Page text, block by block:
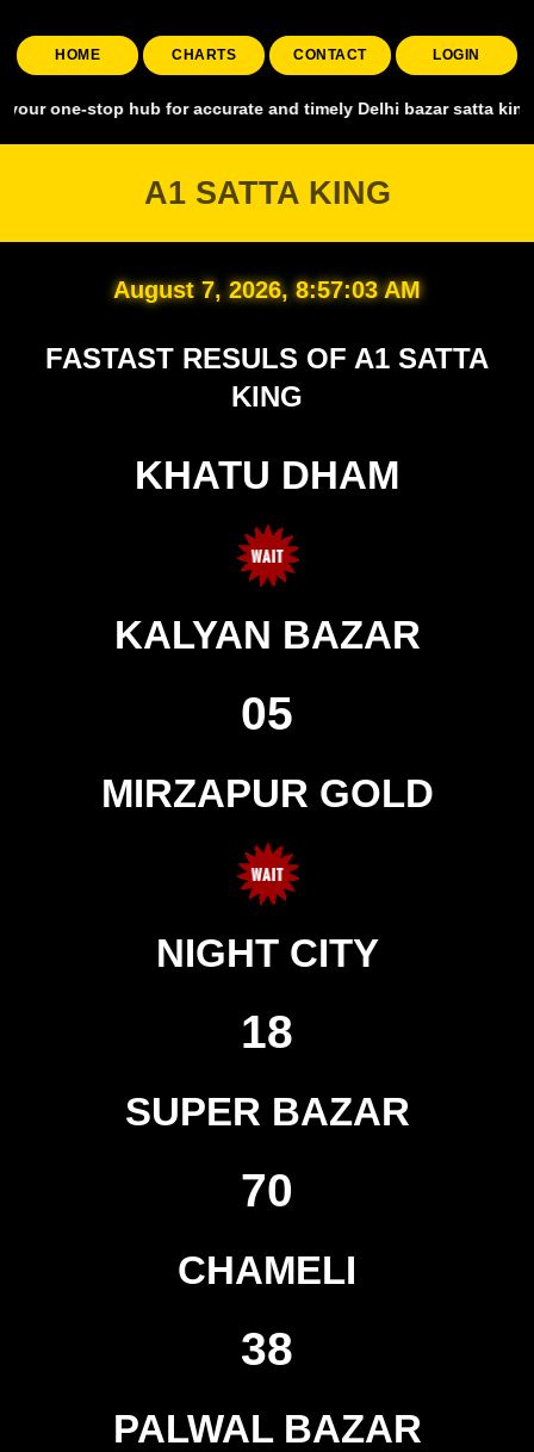
HOME CHARTS CONTACT LOGIN
hub for accurate and timely Delhi bazar satta king,
A1 SATTA KING
August 7, 2026, 8:57:04 AM
FASTAST RESULS OF A1 SATTA
KING
KHATU DHAM
KALYAN BAZAR
05
MIRZAPUR GOLD
NIGHT CITY
18
SUPER BAZAR
70
CHAMELI
38
PALWAL BAZAR